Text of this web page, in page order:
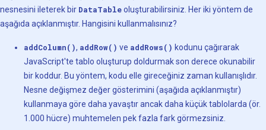
nesnesini ileterek bir DataTableoluşturabilirsiniz. Her iki yöntem de
aşağıda açıklanmıştır. Hangisini kullanmalısınız?
addColumn(), addRow() ve addRows() kodunu çağırarak
JavaScript'te tablo oluşturup doldurmak son derece okunabilir
bir koddur. Bu yöntem, kodu elle gireceğiniz zaman kullanışlıdır.
Nesne değişmez değer gösterimini (aşağıda açıklanmıştır)
kullanmaya göre daha yavaştır ancak daha küçük tablolarda (ör.
1.000 hücre) muhtemelen pek fazla fark görmezsiniz.